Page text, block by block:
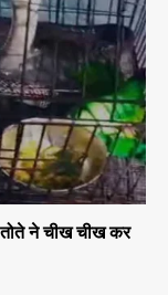
तोते ने चीख चीख कर